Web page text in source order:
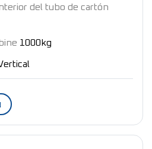
del tubo de cartón
1000kg